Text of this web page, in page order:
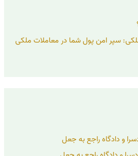
سپر امن پول شما در معاملات ملکی
و دادگاه راجع به جعل